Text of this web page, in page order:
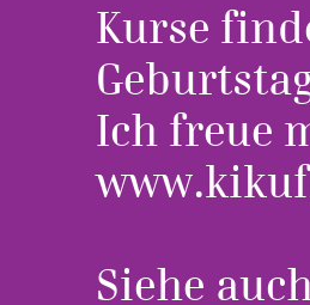
Kurse
Ich freue
Siehe